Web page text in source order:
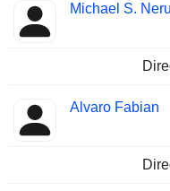
Michael S.
Alvaro Fabian